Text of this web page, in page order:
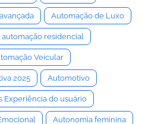
Automação de Luxo
automação residencial
Veicular
2025 Automotivo
Experiência do usuário
Autonomia feminina